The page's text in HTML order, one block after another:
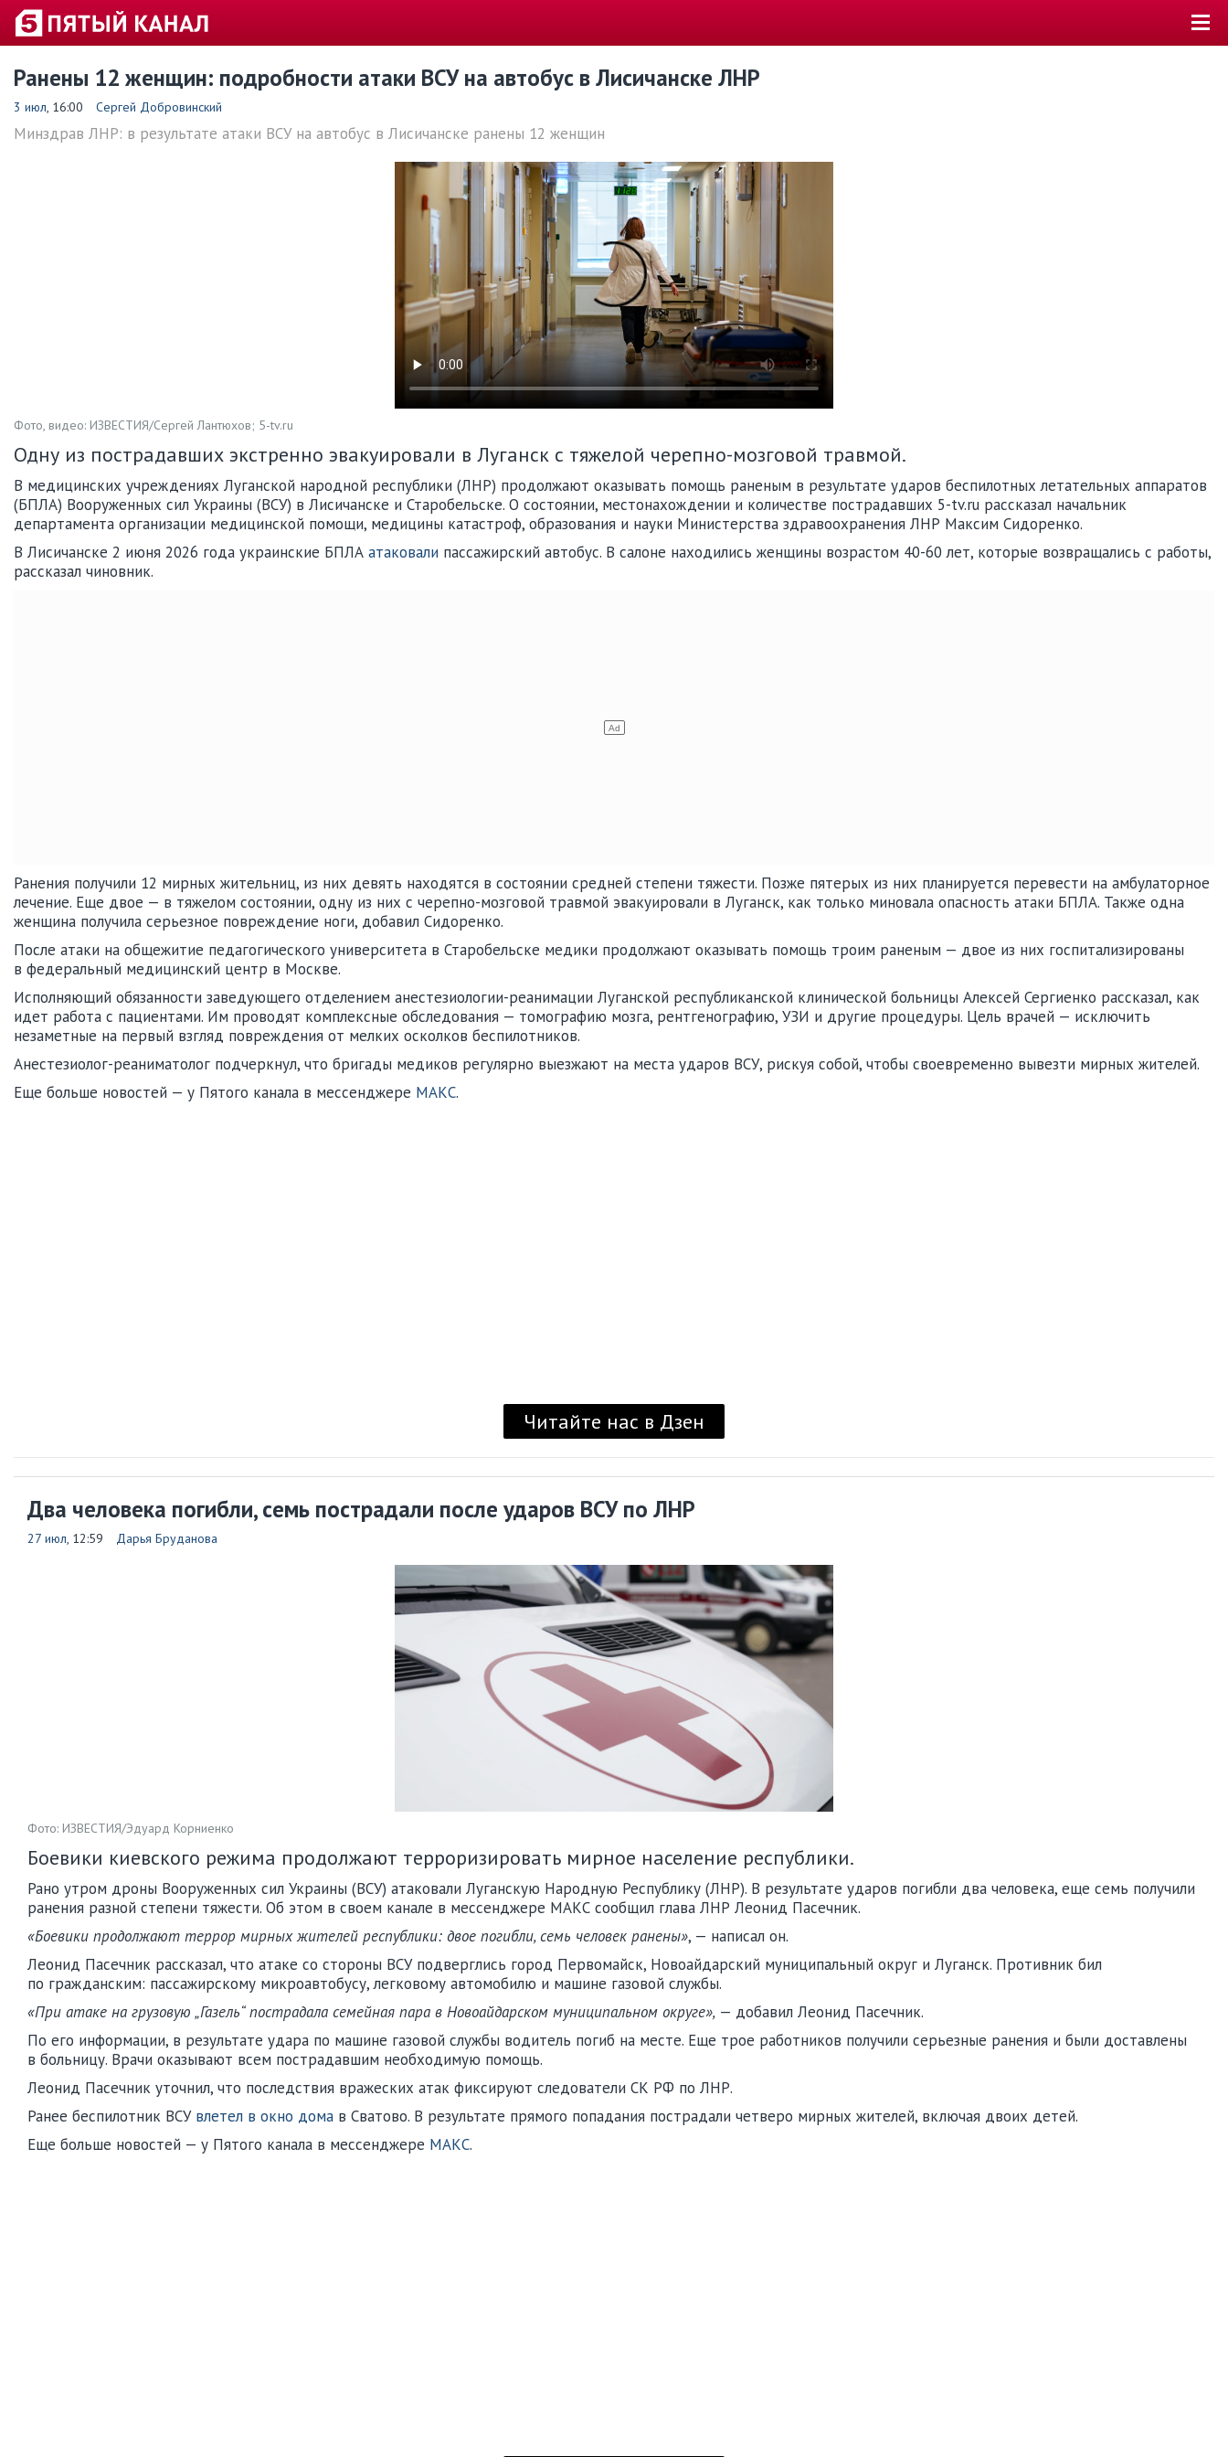
Ранены 12 женщин: подробности атаки ВСУ на автобус в Лисичанске ЛНР
3 июл, 16:00 Сергей Добровинский
Минздрав ЛНР: в результате атаки ВСУ на автобус в Лисичанске ранены 12 женщин
Фото, видео: ИЗВЕСТИЯ/Сергей Лантюхов; 5-tv.ru
Одну из пострадавших экстренно эвакуировали в Луганск с тяжелой черепно-мозговой травмой.
В медицинских учреждениях Луганской народной республики (ЛНР) продолжают оказывать помощь раненым в результате ударов беспилотных летательных аппаратов
(БПЛА) Вооруженных сил Украины (ВСУ) в Лисичанске и Старобельске. О состоянии, местонахождении и количестве пострадавших 5-tv.ru рассказал начальник
департамента организации медицинской помощи, медицины катастроф, образования и науки Министерства здравоохранения ЛНР Максим Сидоренко.
В Лисичанске 2 июня 2026 года украинские БПЛА атаковали пассажирский автобус. В салоне находились женщины возрастом 40-60 лет, которые возвращались с работы,
рассказал чиновник.
Ранения получили 12 мирных жительниц, из них девять находятся в состоянии средней степени тяжести. Позже пятерых из них планируется перевести на амбулаторное
лечение. Еще двое — в тяжелом состоянии, одну из них с черепно-мозговой травмой эвакуировали в Луганск, как только миновала опасность атаки БПЛА. Также одна
женщина получила серьезное повреждение ноги, добавил Сидоренко.
После атаки на общежитие педагогического университета в Старобельске медики продолжают оказывать помощь троим раненым — двое из них госпитализированы
в федеральный медицинский центр в Москве.
Исполняющий обязанности заведующего отделением анестезиологии-реанимации Луганской республиканской клинической больницы Алексей Сергиенко рассказал, как
идет работа с пациентами. Им проводят комплексные обследования — томографию мозга, рентгенографию, УЗИ и другие процедуры. Цель врачей — исключить
незаметные на первый взгляд повреждения от мелких осколков беспилотников.
Анестезиолог-реаниматолог подчеркнул, что бригады медиков регулярно выезжают на места ударов ВСУ, рискуя собой, чтобы своевременно вывезти мирных жителей.
Еще больше новостей — у Пятого канала в мессенджере МАКС.
Читайте нас в Дзен